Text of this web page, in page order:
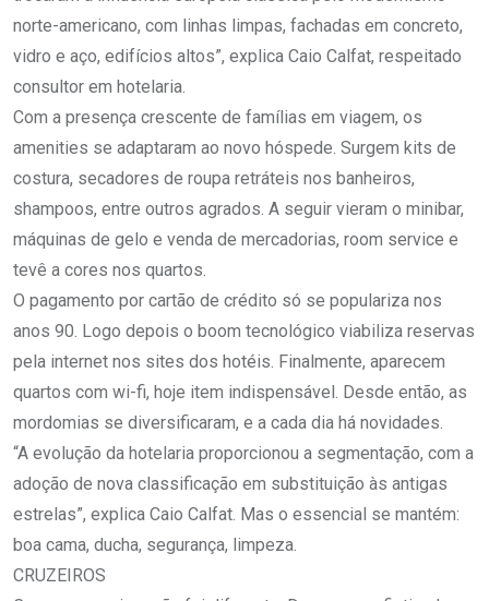
norte-americano, com linhas limpas, fachadas em concreto,
vidro e aço, edifícios altos”, explica Caio Calfat, respeitado
consultor em hotelaria.
Com a presença crescente de famílias em viagem, os
amenities se adaptaram ao novo hóspede. Surgem kits de
costura, secadores de roupa retráteis nos banheiros,
shampoos, entre outros agrados. A seguir vieram o minibar,
máquinas de gelo e venda de mercadorias, room service e
tevê a cores nos quartos.
O pagamento por cartão de crédito só se populariza nos
anos 90. Logo depois o boom tecnológico viabiliza reservas
pela internet nos sites dos hotéis. Finalmente, aparecem
quartos com wi-fi, hoje item indispensável. Desde então, as
mordomias se diversificaram, e a cada dia há novidades.
“A evolução da hotelaria proporcionou a segmentação, com a
adoção de nova classificação em substituição às antigas
estrelas”, explica Caio Calfat. Mas o essencial se mantém:
boa cama, ducha, segurança, limpeza.
CRUZEIROS